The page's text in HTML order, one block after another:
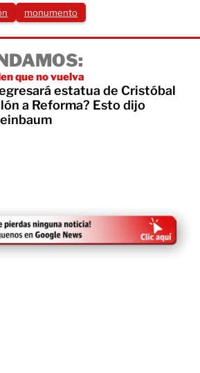
monumento
que no vuelva
estatua de Cristóbal
a Reforma? Esto dijo